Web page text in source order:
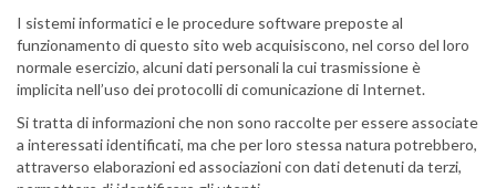
I sistemi informatici e le procedure software preposte al
funzionamento di questo sito web acquisiscono, nel corso del loro
normale esercizio, alcuni dati personali la cui trasmissione è
implicita nell’uso dei protocolli di comunicazione di Internet.
Si tratta di informazioni che non sono raccolte per essere associate
a interessati identificati, ma che per loro stessa natura potrebbero,
attraverso elaborazioni ed associazioni con dati detenuti da terzi,